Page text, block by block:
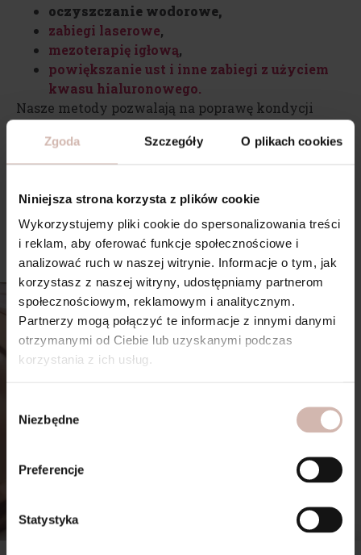
Zgoda Szczegóły O plikach cookies
Niniejsza strona korzysta z plików cookie
Wykorzystujemy pliki cookie do spersonalizowania treści
i reklam, aby oferować funkcje społecznościowe i
analizować ruch w naszej witrynie. Informacje o tym, jak
korzystasz z naszej witryny, udostępniamy partnerom
społecznościowym, reklamowym i analitycznym.
Partnerzy mogą połączyć te informacje z innymi danymi
otrzymanymi od Ciebie lub uzyskanymi podczas
korzystania z ich usług.
zgody
Niezbędne
Preferencje
Statystyka
oczyszczanie wodorowe,
zabiegi laserowe,
mezoterapię igłową,
powiększanie ust i inne zabiegi z użyciem
kwasu hialuronowego.
Nasze metody pozwalają na poprawę kondycji
procesów regeneracyjnych. Jeśli chcesz
dowiedzieć się, który zabieg będzie najlepszy dla
wspierać swoje naturalne piękno!